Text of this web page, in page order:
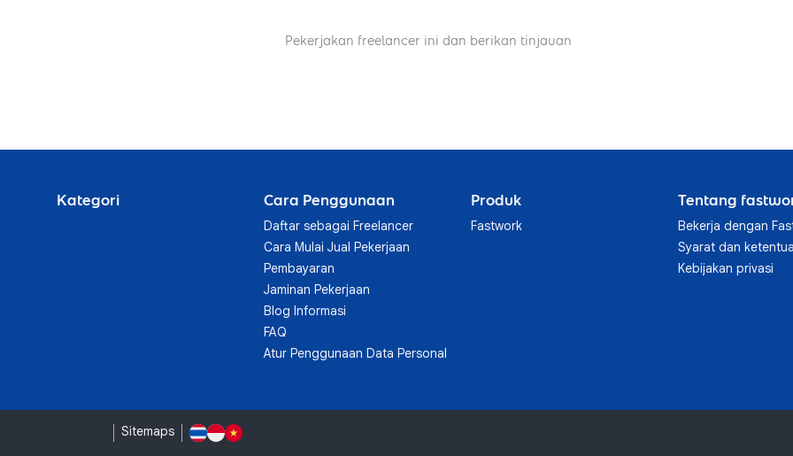
Pekerjakan freelancer ini dan berikan tinjauan
Kategori Cara Penggunaan
Daftar sebagai Freelancer
Cara Mulai Jual Pekerjaan
Pembayaran
Jaminan Pekerjaan
Blog Informasi
FAQ
Atur Penggunaan Data Personal
Produk
Fastwork
Tentang
Bekerja dengan
Syarat dan
Kebijakan privasi
Sitemaps